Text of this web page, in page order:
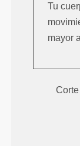
Tu
mayor